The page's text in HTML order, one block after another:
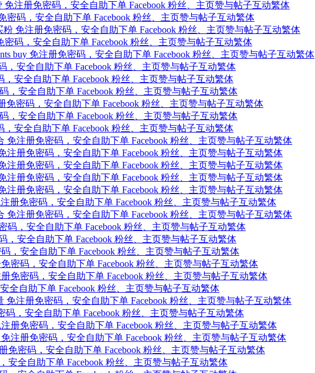
免注册免密码，安全自助下单 Facebook 粉丝、主页赞与帖子互动繁体
密码，安全自助下单 Facebook 粉丝、主页赞与帖子互动繁体
粉 免注册免密码，安全自助下单 Facebook 粉丝、主页赞与帖子互动繁体
密码，安全自助下单 Facebook 粉丝、主页赞与帖子互动繁体
buy 免注册免密码，安全自助下单 Facebook 粉丝、主页赞与帖子互动繁体
，安全自助下单 Facebook 粉丝、主页赞与帖子互动繁体
，安全自助下单 Facebook 粉丝、主页赞与帖子互动繁体
，安全自助下单 Facebook 粉丝、主页赞与帖子互动繁体
免密码，安全自助下单 Facebook 粉丝、主页赞与帖子互动繁体
，安全自助下单 Facebook 粉丝、主页赞与帖子互动繁体
，安全自助下单 Facebook 粉丝、主页赞与帖子互动繁体
免注册免密码，安全自助下单 Facebook 粉丝、主页赞与帖子互动繁体
注册免密码，安全自助下单 Facebook 粉丝、主页赞与帖子互动繁体
注册免密码，安全自助下单 Facebook 粉丝、主页赞与帖子互动繁体
注册免密码，安全自助下单 Facebook 粉丝、主页赞与帖子互动繁体
注册免密码，安全自助下单 Facebook 粉丝、主页赞与帖子互动繁体
册免密码，安全自助下单 Facebook 粉丝、主页赞与帖子互动繁体
免注册免密码，安全自助下单 Facebook 粉丝、主页赞与帖子互动繁体
码，安全自助下单 Facebook 粉丝、主页赞与帖子互动繁体
，安全自助下单 Facebook 粉丝、主页赞与帖子互动繁体
，安全自助下单 Facebook 粉丝、主页赞与帖子互动繁体
密码，安全自助下单 Facebook 粉丝、主页赞与帖子互动繁体
免密码，安全自助下单 Facebook 粉丝、主页赞与帖子互动繁体
全自助下单 Facebook 粉丝、主页赞与帖子互动繁体
免注册免密码，安全自助下单 Facebook 粉丝、主页赞与帖子互动繁体
码，安全自助下单 Facebook 粉丝、主页赞与帖子互动繁体
注册免密码，安全自助下单 Facebook 粉丝、主页赞与帖子互动繁体
免注册免密码，安全自助下单 Facebook 粉丝、主页赞与帖子互动繁体
免密码，安全自助下单 Facebook 粉丝、主页赞与帖子互动繁体
安全自助下单 Facebook 粉丝、主页赞与帖子互动繁体